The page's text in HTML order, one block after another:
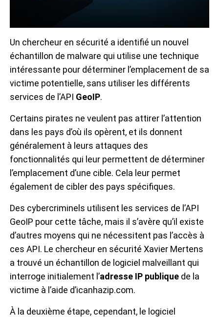
Un chercheur en sécurité a identifié un nouvel
échantillon de malware qui utilise une technique
intéressante pour déterminer l’emplacement de sa
victime potentielle, sans utiliser les différents
services de l’API GeoIP.
Certains pirates ne veulent pas attirer l’attention
dans les pays d’où ils opèrent, et ils donnent
généralement à leurs attaques des
fonctionnalités qui leur permettent de déterminer
l’emplacement d’une cible. Cela leur permet
également de cibler des pays spécifiques.
Des cybercriminels utilisent les services de l’API
GeoIP pour cette tâche, mais il s’avère qu’il existe
d’autres moyens qui ne nécessitent pas l’accès à
ces API. Le chercheur en sécurité Xavier Mertens
a trouvé un échantillon de logiciel malveillant qui
interroge initialement l’adresse IP publique de la
victime à l’aide d’icanhazip.com.
À la deuxième étape, cependant, le logiciel